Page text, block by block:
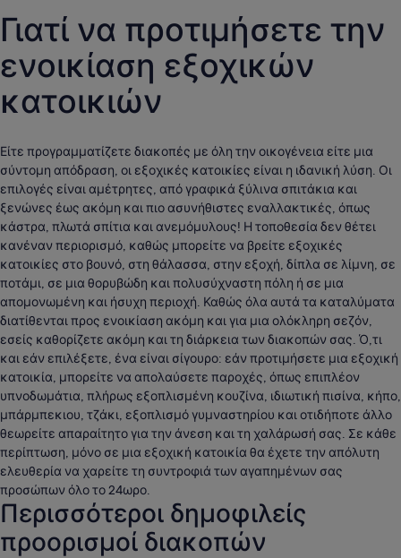
Γιατί να προτιμήσετε την
ενοικίαση εξοχικών
κατοικιών
Είτε προγραμματίζετε διακοπές με όλη την οικογένεια είτε μια
σύντομη απόδραση, οι εξοχικές κατοικίες είναι η ιδανική λύση. Οι
επιλογές είναι αμέτρητες, από γραφικά ξύλινα σπιτάκια και
ξενώνες έως ακόμη και πιο ασυνήθιστες εναλλακτικές, όπως
κάστρα, πλωτά σπίτια και ανεμόμυλους! Η τοποθεσία δεν θέτει
κανέναν περιορισμό, καθώς μπορείτε να βρείτε εξοχικές
κατοικίες στο βουνό, στη θάλασσα, στην εξοχή, δίπλα σε λίμνη, σε
ποτάμι, σε μια θορυβώδη και πολυσύχναστη πόλη ή σε μια
απομονωμένη και ήσυχη περιοχή. Καθώς όλα αυτά τα καταλύματα
διατίθενται προς ενοικίαση ακόμη και για μια ολόκληρη σεζόν,
εσείς καθορίζετε ακόμη και τη διάρκεια των διακοπών σας. Ό,τι
και εάν επιλέξετε, ένα είναι σίγουρο: εάν προτιμήσετε μια εξοχική
κατοικία, μπορείτε να απολαύσετε παροχές, όπως επιπλέον
υπνοδωμάτια, πλήρως εξοπλισμένη κουζίνα, ιδιωτική πισίνα, κήπο,
μπάρμπεκιου, τζάκι, εξοπλισμό γυμναστηρίου και οτιδήποτε άλλο
θεωρείτε απαραίτητο για την άνεση και τη χαλάρωσή σας. Σε κάθε
περίπτωση, μόνο σε μια εξοχική κατοικία θα έχετε την απόλυτη
ελευθερία να χαρείτε τη συντροφιά των αγαπημένων σας
προσώπων όλο το 24ωρο.
Περισσότεροι δημοφιλείς
προορισμοί διακοπών